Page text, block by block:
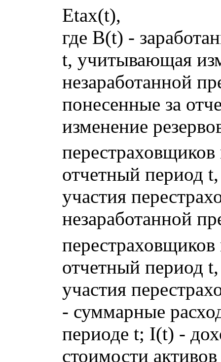
Etax(t),
где B(t) -
t, учитывающая
незаработанной
понесенные за
изменение
отчетный период
участия
незаработанной
отчетный период
участия
- суммарные
периоде t; I(t) -
стоимости